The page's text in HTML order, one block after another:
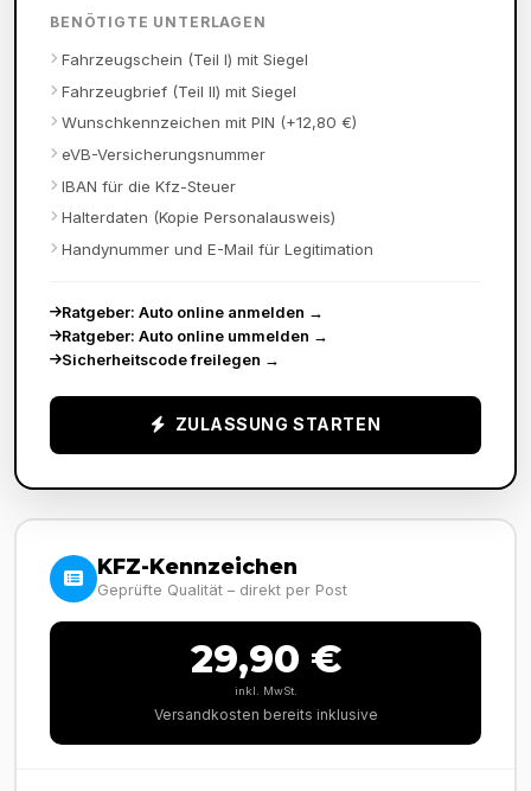
BENÖTIGTE UNTERLAGEN
Fahrzeugschein (Teil I) mit Siegel
Fahrzeugbrief (Teil II) mit Siegel
Wunschkennzeichen mit PIN (+12,80 €)
eVB-Versicherungsnummer
IBAN für die Kfz-Steuer
Halterdaten (Kopie Personalausweis)
Handynummer und E-Mail für Legitimation
Ratgeber: Auto online anmelden →
Ratgeber: Auto online ummelden →
Sicherheitscode freilegen →
ZULASSUNG STARTEN
KFZ-Kennzeichen
Geprüfte Qualität – direkt per Post
29,90 €
inkl. MwSt.
Versandkosten bereits inklusive